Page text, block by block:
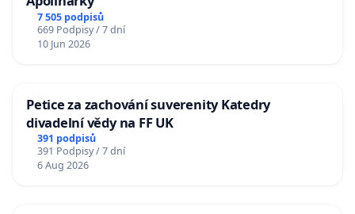
7 505 podpisů
669 Podpisy / 7 dní
10 Jun 2026
Petice za zachování suverenity Katedry
divadelní vědy na FF UK
391 podpisů
391 Podpisy / 7 dní
6 Aug 2026